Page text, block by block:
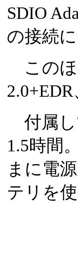
SDIO
の接続
このほ
付属し
1.5時間
まに電
テリを